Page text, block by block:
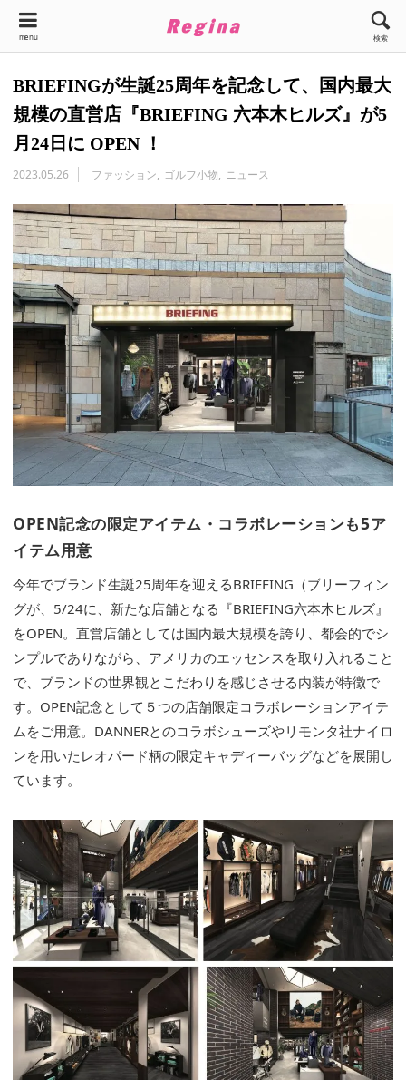
menu 検索
BRIEFINGが生誕25周年を記念して、国内最大
規模の直営店『BRIEFING 六本木ヒルズ』が5
月24日に OPEN ！
2023.05.26 ファッション ゴルフ小物 ニュース
OPEN記念の限定アイテム・コラボレーションも5ア
イテム用意
今年でブランド生誕25周年を迎えるBRIEFING（ブリーフィン
グが、5/24に、新たな店舗となる『BRIEFING六本木ヒルズ』
をOPEN。直営店舗としては国内最大規模を誇り、都会的でシ
ンプルでありながら、アメリカのエッセンスを取り入れること
で、ブランドの世界観とこだわりを感じさせる内装が特徴で
す。OPEN記念として５つの店舗限定コラボレーションアイテ
ムをご用意。DANNERとのコラボシューズやリモンタ社ナイロ
ンを用いたレオパード柄の限定キャディーバッグなどを展開し
ています。